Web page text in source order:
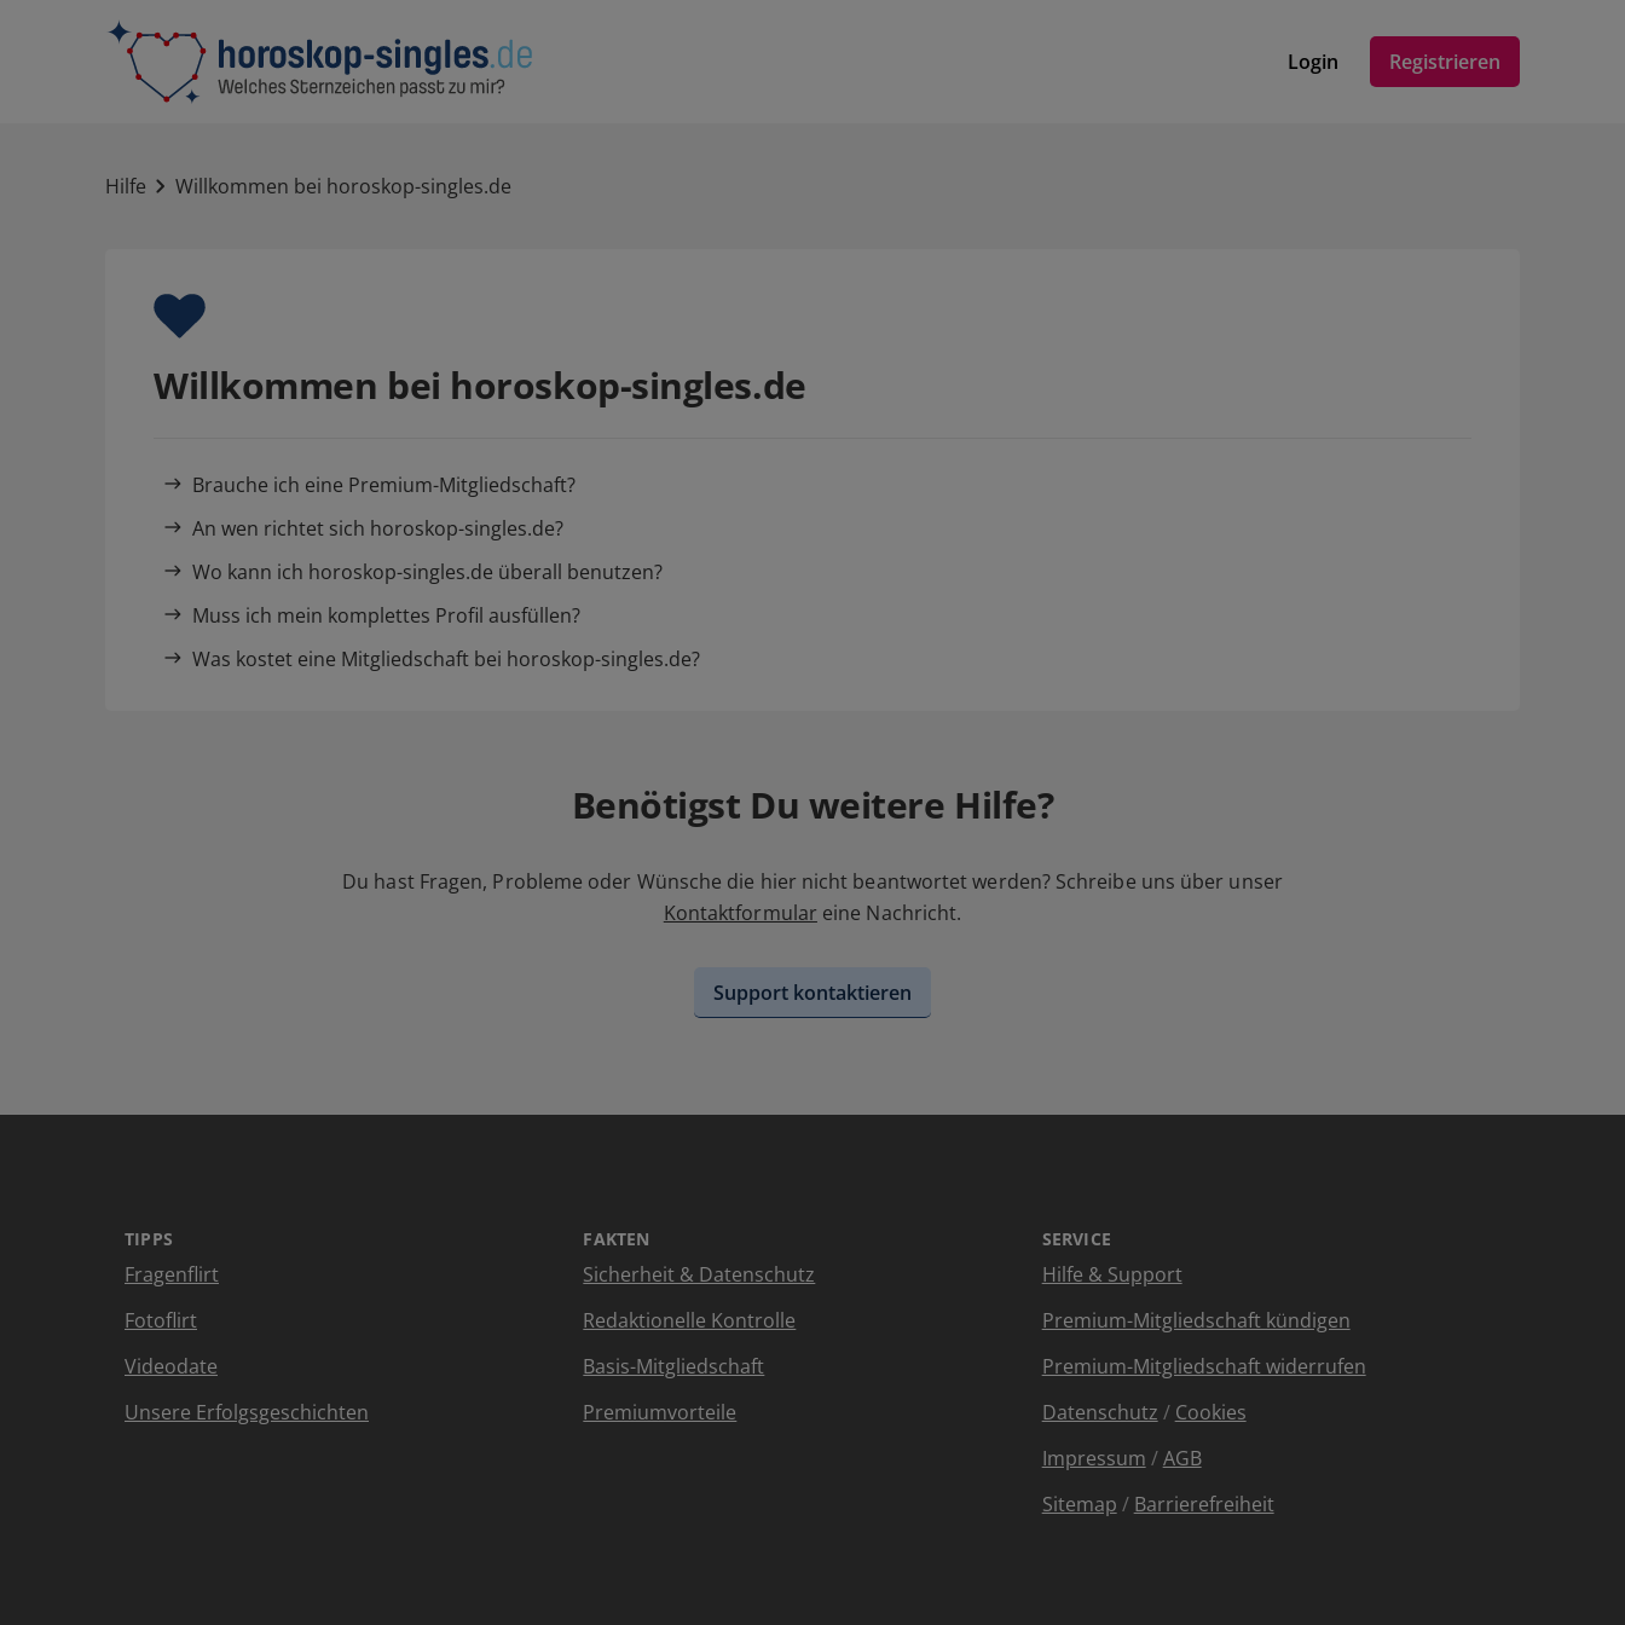
Login Registrieren
Hilfe Willkommen bei horoskop-singles.de
Willkommen bei horoskop-singles.de
Brauche ich eine Premium-Mitgliedschaft?
An wen richtet sich horoskop-singles.de?
Wo kann ich horoskop-singles.de überall benutzen?
Muss ich mein komplettes Profil ausfüllen?
Was kostet eine Mitgliedschaft bei horoskop-singles.de?
Benötigst Du weitere Hilfe?
Du hast Fragen, Probleme oder Wünsche die hier nicht beantwortet werden? Schreibe uns über unser
Kontaktformular eine Nachricht.
Support kontaktieren
TIPPS
Fragenflirt
Fotoflirt
Videodate
Unsere Erfolgsgeschichten
FAKTEN
Sicherheit & Datenschutz
Redaktionelle Kontrolle
Basis-Mitgliedschaft
Premiumvorteile
SERVICE
Hilfe & Support
Premium-Mitgliedschaft kündigen
Premium-Mitgliedschaft widerrufen
Datenschutz / Cookies
Impressum /AGB
Sitemap / Barrierefreiheit